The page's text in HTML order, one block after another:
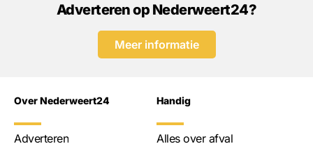
Adverteren op Nederweert24?
Meer informatie
Over Nederweert24
Adverteren
Handig
Alles over afval